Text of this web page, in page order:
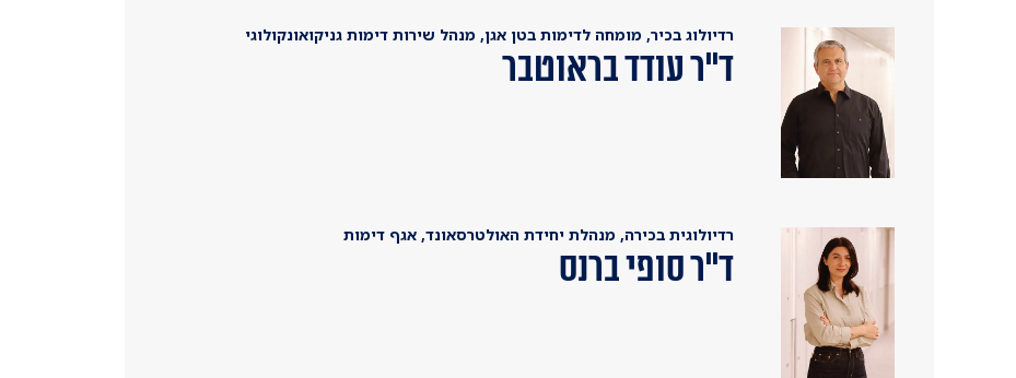
רדיולוג בכיר, מומחה לדימות בטן אגן, מנהל שירות דימות גניקואונקולוגי
ד"ר עודד בראוטבר
רדיולוגית בכירה, מנהלת יחידת האולטרסאונד, אגף דימות
ד"ר סופי ברנס